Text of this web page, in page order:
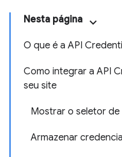
Nesta página
O que é a API
Como integrar a API
seu site
Mostrar o seletor
Armazenar